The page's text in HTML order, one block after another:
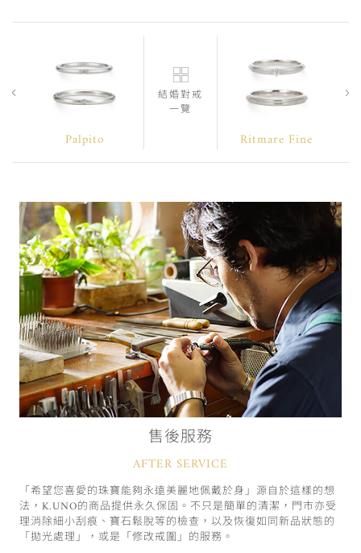
Palpito
結婚對戒
一覽
Ritmare Fine
售後服務
AFTER SERVICE
「希望您喜愛的珠寶能夠永遠美麗地佩戴於身」源自於這樣的想
法，K.UNO的商品提供永久保固。不只是簡單的清潔，門市亦受
理消除細小刮痕、寶石鬆脫等的檢查，以及恢復如同新品狀態的
「拋光處理」，或是「修改戒圍」的服務。